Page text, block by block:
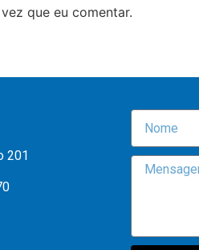
que eu comentar.
201